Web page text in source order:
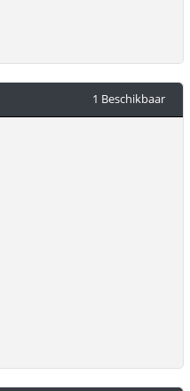
1 Beschikbaar